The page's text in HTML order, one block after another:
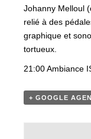
Johanny Melloul
relié à des
graphique et
tortueux.
21:00 Ambiance
+ GOOGLE